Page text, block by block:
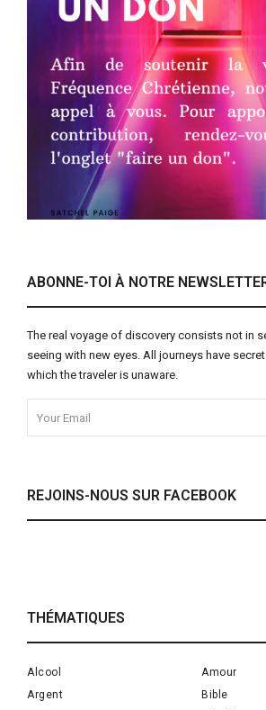
ABONNE-TOI À NOTRE
The real voyage of discovery consists not in
seeing with new eyes. All journeys have
which the traveler is unaware.
REJOINS-NOUS SUR FACEBOOK
THÉMATIQUES
Alcool
Amour
Argent
Bible